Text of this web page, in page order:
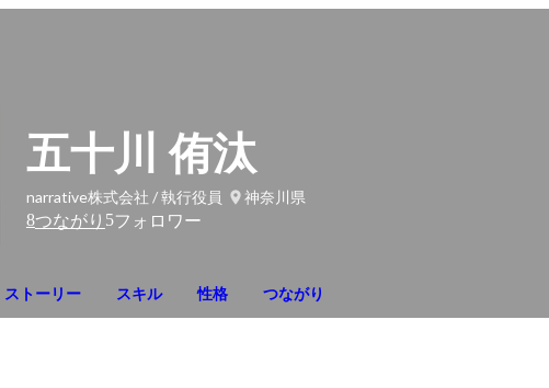
五十川 侑汰
narrative株式会社 / 執行役員
神奈川県
8つながり 5フォロワー
ストーリー スキル 性格 つながり